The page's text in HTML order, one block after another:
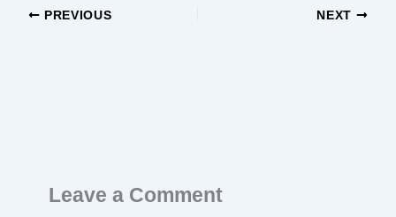
PREVIOUS NEXT
Leave a Comment